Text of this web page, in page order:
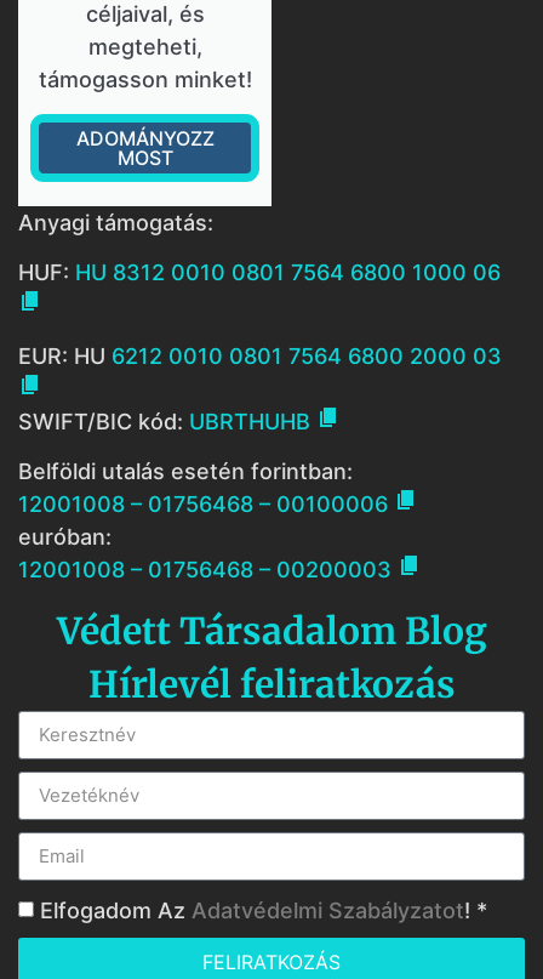
céljaival, és
megteheti,
támogasson minket!
ADOMÁNYOZZ
MOST
Anyagi támogatás:
HUF: HU 8312 0010 0801 7564 6800 1000 06

EUR: HU 6212 0010 0801 7564 6800 2000 03

SWIFT/BIC kód: UBRTHUHB 
Belföldi utalás esetén forintban:
12001008 – 01756468 – 00100006 
euróban:
12001008 – 01756468 – 00200003 
Védett Társadalom Blog
Hírlevél feliratkozás
Elfogadom Az Adatvédelmi Szabályzatot! *
FELIRATKOZÁS